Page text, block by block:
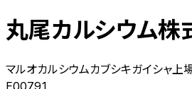
丸尾カルシウム株
マルオカルシウムカブシキガイシャ 上
E00791